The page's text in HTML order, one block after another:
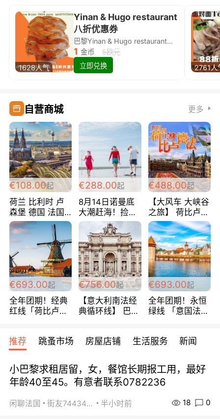
1628人气
Yinan & Hugo restaurant
八折优惠券
巴黎Yinan & Hugo restaurant除简餐类全场8折
1 金币
5欧元
立即兑换
2761人
自营商城 更多
€108.00起
荷兰 比利时 卢
森堡 德国 法国
超爽玩遍西欧 循
环线 全程四星宾
馆 108欧/人/天
€288.00起
8月14日诺曼底
大潮赶海！捡海
鲜！轻轻松松海
边爽玩三日游
288欧/人
€488.00起
【大风车 大峡谷
之旅】 荷比卢德
法 巴黎上下 经
典五国四日游
488欧/人
€693.00起
全年团期！经典
红线「荷比卢德
天！巴黎上下！
包拼房~
€756.00起
【意大利南法经
典循环线】 巴黎
宾馆 108欧/天起
€693.00起
全年团期！永恒
绿线 「意国法
欧/天起 ~包拼房
推荐 跳蚤市场 房屋店铺 生活服务 新闻
小巴黎求租居留，女，餐馆长期报工用，最好
年龄40至45。有意者联系0782236
闲聊法国 街友74434350 半小时前 18 0